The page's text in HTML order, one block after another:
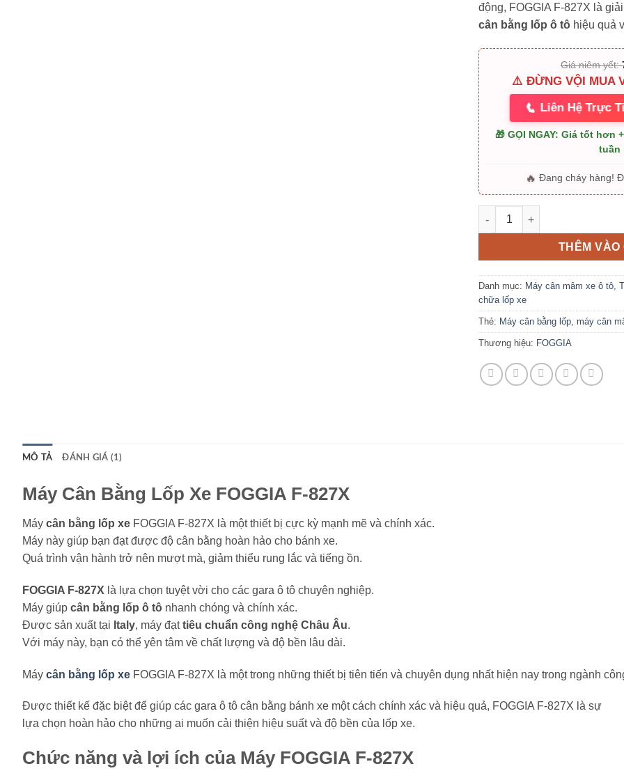
động, FOGGIA F-827X là
cân bằng lốp ô tô hiệu quả
Giá niêm yết:
⚠️ ĐỪNG VỘI MUA
📞 Liên Hệ Trực
🎁 GỌI NGAY: Giá tốt hơn
tuần
🔥 Đang cháy hàng!
Máy Cân Bằng Lốp Xe
THÊM VÀO
Danh mục: Máy cân mâm xe ô tô,
chữa lốp xe
Thẻ: Máy cân bằng lốp, máy cân
Thương hiệu: FOGGIA
MÔ TẢ ĐÁNH GIÁ (1)
Máy Cân Bằng Lốp Xe FOGGIA F-827X
Máy cân bằng lốp xe FOGGIA F-827X là một thiết bị cực kỳ mạnh mẽ và chính xác.
Máy này giúp bạn đạt được độ cân bằng hoàn hảo cho bánh xe.
Quá trình vận hành trở nên mượt mà, giảm thiểu rung lắc và tiếng ồn.
FOGGIA F-827X là lựa chọn tuyệt vời cho các gara ô tô chuyên nghiệp.
Máy giúp cân bằng lốp ô tô nhanh chóng và chính xác.
Được sản xuất tại Italy, máy đạttiêu chuẩn công nghệ Châu Âu.
Với máy này, bạn có thể yên tâm về chất lượng và độ bền lâu dài.
Máy cân bằng lốp xe FOGGIA F-827X là một trong những thiết bị tiên tiến và chuyên dụng nhất hiện nay trong ngành
Được thiết kế đặc biệt để giúp các gara ô tô cân bằng bánh xe một cách chính xác và hiệu quả, FOGGIA F-827X là sự
lựa chọn hoàn hảo cho những ai muốn cải thiện hiệu suất và độ bền của lốp xe.
Chức năng và lợi ích của Máy FOGGIA F-827X